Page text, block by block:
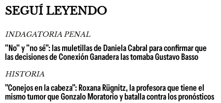
SEGUÍ LEYENDO
INDAGATORIA PENAL
"No" y "no sé": las muletillas de Daniela Cabral para confirmar que
las decisiones de Conexión Ganadera las tomaba Gustavo Basso
HISTORIA
"Conejos en la cabeza": Roxana Rügnitz, la profesora que tiene el
mismo tumor que Gonzalo Moratorio y batalla contra los pronósticos